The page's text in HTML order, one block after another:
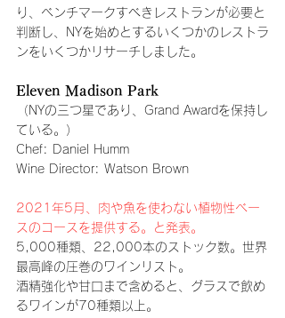
り、ベンチマークすべきレストランが必要と
判断し、NYを始めとするいくつかのレストラ
ンをいくつかリサーチしました。
Eleven Madison Park
（NYの三つ星であり、Grand Awardを保持し
ている。）
Chef: Daniel Humm
Wine Director: Watson Brown
2021年5月、肉や魚を使わない植物性ベー
スのコースを提供する。と発表。
5,000種類、22,000本のストック数。世界
最高峰の圧巻のワインリスト。
酒精強化や甘口まで含めると、グラスで飲め
るワインが70種類以上。